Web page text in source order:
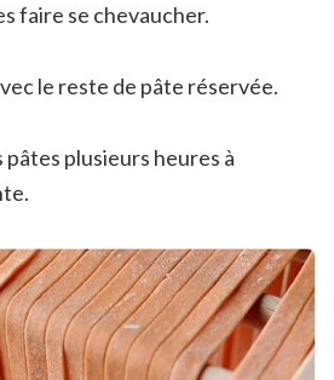
faire se chevaucher.
le reste de pâte réservée.
pâtes plusieurs heures à